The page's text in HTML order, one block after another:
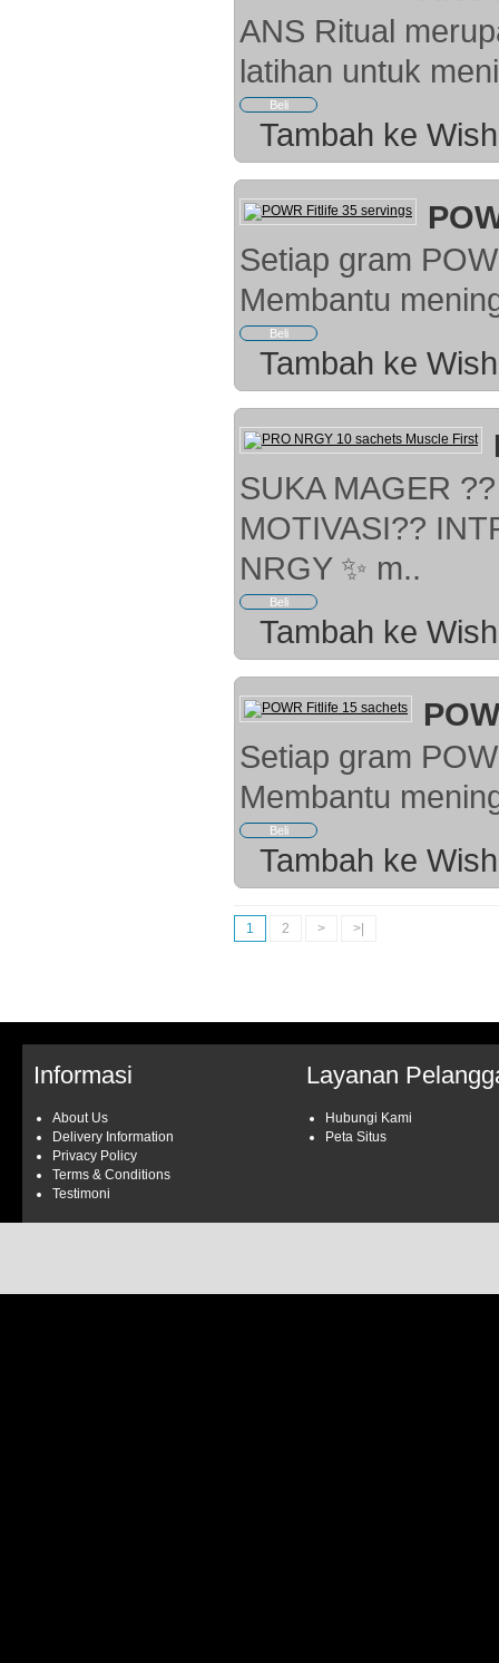
ANS Ritual
latihan untuk
Tambah ke
Setiap gram
Membantu
Tambah ke
SUKA MAGER
MOTIVASI??
NRGY ✨ m..
Tambah ke
Setiap gram
Membantu
Tambah ke
1 2 > >|
Informasi
About Us
Delivery Information
Privacy Policy
Terms & Conditions
Testimoni
Layanan
Hubungi Kami
Peta Situs